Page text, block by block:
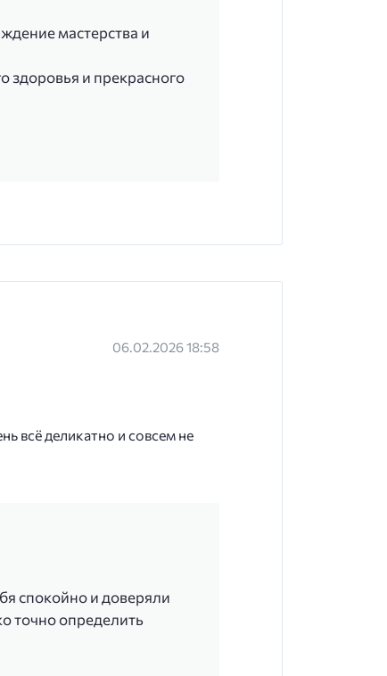
мастерства и
здоровья и прекрасного
06.02.2026 18:58
всё деликатно и совсем не
спокойно и доверяли
точно определить